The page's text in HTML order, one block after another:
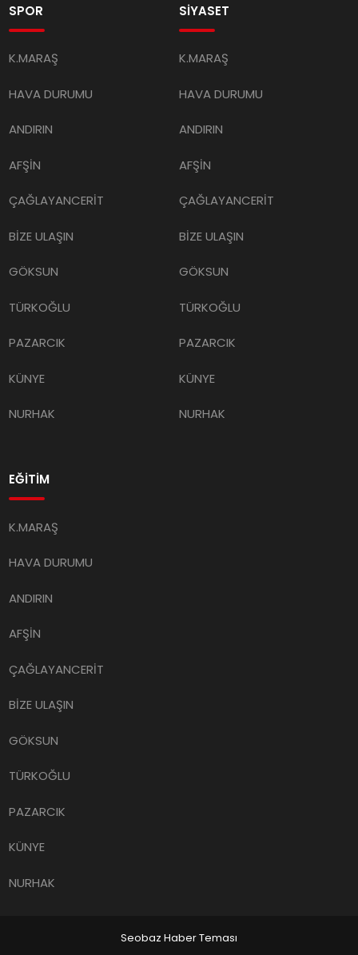
SPOR
K.MARAŞ
HAVA DURUMU
ANDIRIN
AFŞİN
ÇAĞLAYANCERİT
BİZE ULAŞIN
GÖKSUN
TÜRKOĞLU
PAZARCIK
KÜNYE
NURHAK
SİYASET
K.MARAŞ
HAVA DURUMU
ANDIRIN
AFŞİN
ÇAĞLAYANCERİT
BİZE ULAŞIN
GÖKSUN
TÜRKOĞLU
PAZARCIK
KÜNYE
NURHAK
EĞİTİM
K.MARAŞ
HAVA DURUMU
ANDIRIN
AFŞİN
ÇAĞLAYANCERİT
BİZE ULAŞIN
GÖKSUN
TÜRKOĞLU
PAZARCIK
KÜNYE
NURHAK
Seobaz Haber Teması